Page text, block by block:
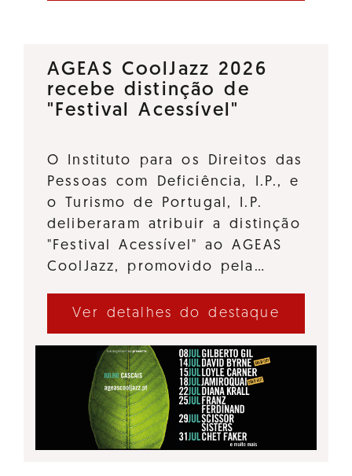
AGEAS CoolJazz 2026
recebe distinção de
"Festival Acessível"
O Instituto para os Direitos das
Pessoas com Deficiência, I.P., e
o Turismo de Portugal, I.P.
deliberaram atribuir a distinção
"Festival Acessível" ao AGEAS
CoolJazz, promovido pela…
Ver detalhes do destaque